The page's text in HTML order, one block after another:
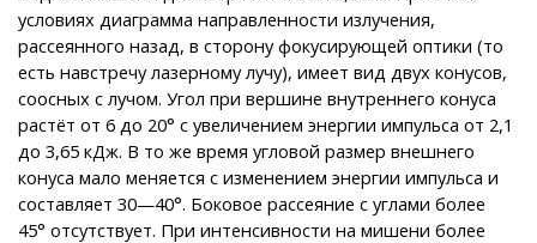
условиях диаграмма направленности излучения,
рассеянного назад, в сторону фокусирующей оптики (то
есть навстречу лазерному лучу), имеет вид двух конусов,
соосных с лучом. Угол при вершине внутреннего конуса
растёт от 6 до 20° с увеличением энергии импульса от 2,1
до 3,65 кДж. В то же время угловой размер внешнего
конуса мало меняется с изменением энергии импульса и
составляет 30—40°. Боковое рассеяние с углами более
45° отсутствует. При интенсивности на мишени более